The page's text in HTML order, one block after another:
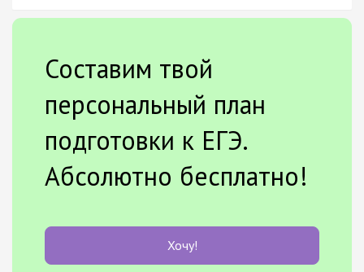
Составим твой
персональный план
подготовки к ЕГЭ.
Абсолютно бесплатно!
Хочу!